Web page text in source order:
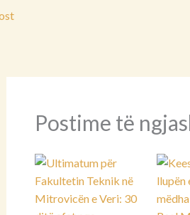
Postime të